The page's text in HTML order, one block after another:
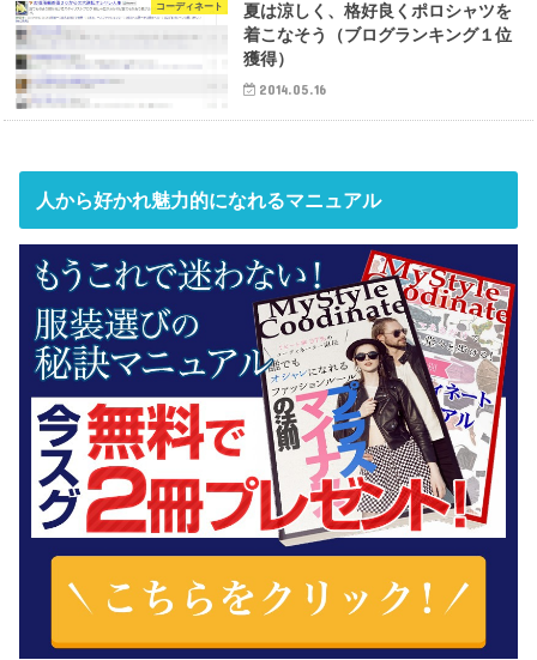
コーディネート
夏は涼しく、格好良くポロシャツを
着こなそう（ブログランキング１位
獲得）
2014.05.16
人から好かれ魅力的になれるマニュアル